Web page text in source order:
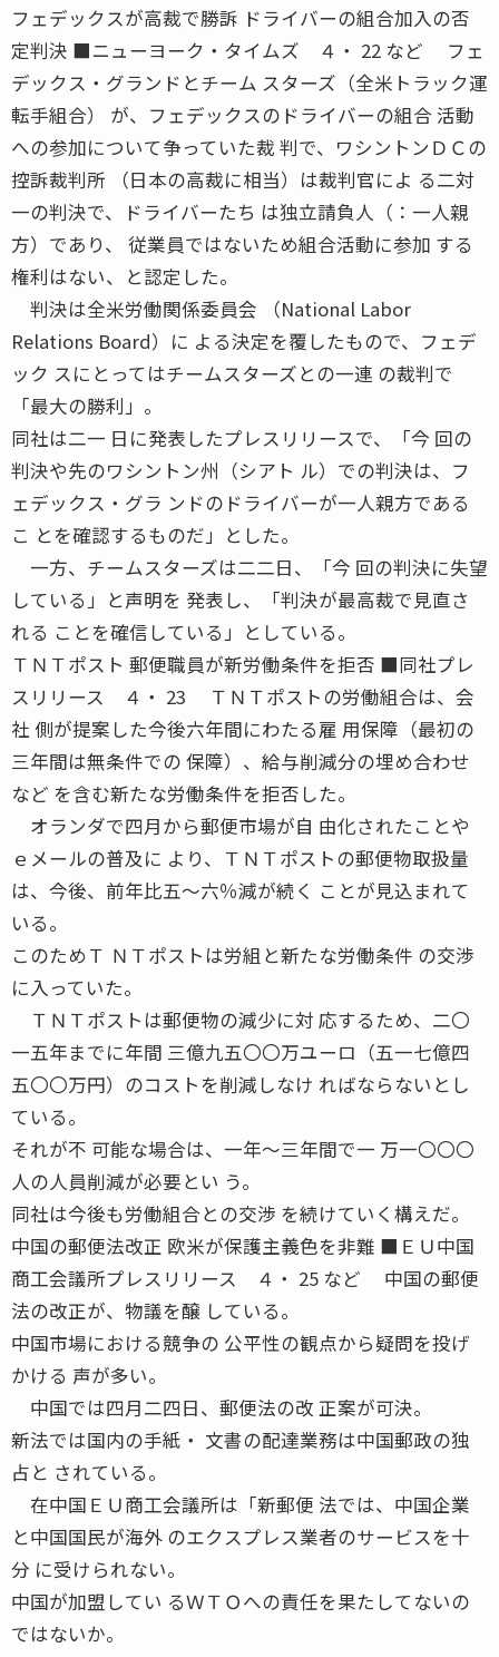
フェデックスが高裁で勝訴 ドライバーの組合加入の否
定判決 ■ニューヨーク・タイムズ ４・ 22 など フェ
デックス・グランドとチーム スターズ（全米トラック運
転手組合） が、フェデックスのドライバーの組合 活動
への参加について争っていた裁 判で、ワシントンＤＣの
控訴裁判所 （日本の高裁に相当）は裁判官によ る二対
一の判決で、ドライバーたち は独立請負人（：一人親
方）であり、 従業員ではないため組合活動に参加 する
権利はない、と認定した。
判決は全米労働関係委員会 （National Labor
Relations Board）に よる決定を覆したもので、フェデ
ック スにとってはチームスターズとの一連 の裁判で
「最大の勝利」。
同社は二一 日に発表したプレスリリースで、「今 回の
判決や先のワシントン州（シアト ル）での判決は、フ
ェデックス・グラ ンドのドライバーが一人親方である
こ とを確認するものだ」とした。
一方、チームスターズは二二日、「今 回の判決に失望
している」と声明を 発表し、「判決が最高裁で見直さ
れる ことを確信している」としている。
ＴＮＴポスト 郵便職員が新労働条件を拒否 ■同社プレ
スリリース ４・ 23 ＴＮＴポストの労働組合は、会
社 側が提案した今後六年間にわたる雇 用保障（最初の
三年間は無条件での 保障）、給与削減分の埋め合わせ
など を含む新たな労働条件を拒否した。
オランダで四月から郵便市場が自 由化されたことや
ｅメールの普及に より、ＴＮＴポストの郵便物取扱量
は、今後、前年比五〜六％減が続く ことが見込まれて
いる。
このためＴ ＮＴポストは労組と新たな労働条件 の交渉
に入っていた。
ＴＮＴポストは郵便物の減少に対 応するため、二〇
一五年までに年間 三億九五〇〇万ユーロ（五一七億四
五〇〇万円）のコストを削減しなけ ればならないとし
ている。
それが不 可能な場合は、一年〜三年間で一 万一〇〇〇
人の人員削減が必要とい う。
同社は今後も労働組合との交渉 を続けていく構えだ。
中国の郵便法改正 欧米が保護主義色を非難 ■ＥＵ中国
商工会議所プレスリリース ４・ 25 など 中国の郵便
法の改正が、物議を醸 している。
中国市場における競争の 公平性の観点から疑問を投げ
かける 声が多い。
中国では四月二四日、郵便法の改 正案が可決。
新法では国内の手紙・ 文書の配達業務は中国郵政の独
占と されている。
在中国ＥＵ商工会議所は「新郵便 法では、中国企業
と中国国民が海外 のエクスプレス業者のサービスを十
分 に受けられない。
中国が加盟してい るＷＴＯへの責任を果たしてないの
ではないか。